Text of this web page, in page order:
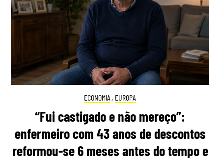
ECONOMIA , EUROPA
“Fui castigado e não mereço”:
enfermeiro com 43 anos de descontos
reformou-se 6 meses antes do tempo e